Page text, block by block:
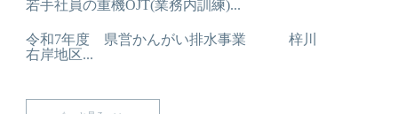
若手社員の重機OJT(業務内訓練)...
令和7年度 県営かんがい排水事業 梓川
右岸地区...